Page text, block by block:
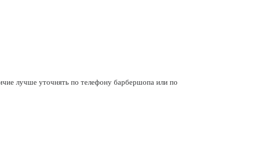
лучше уточнять по телефону барбершопа или по